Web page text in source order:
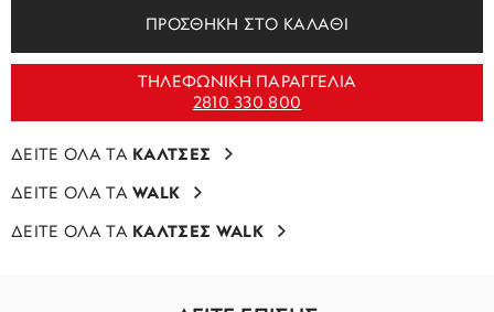
ΠΡΟΣΘΗΚΗ ΣΤΟ ΚΑΛΑΘΙ
ΤΗΛΕΦΩΝΙΚΗ ΠΑΡΑΓΓΕΛΙΑ
2810 330 800
ΔΕΙΤΕ ΟΛΑ ΤΑ ΚΑΛΤΣΕΣ
ΔΕΙΤΕ ΟΛΑ ΤΑWALK
ΔΕΙΤΕ ΟΛΑ ΤΑ ΚΑΛΤΣΕΣ WALK